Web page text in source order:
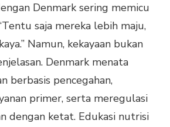
Denmark sering memicu
saja mereka lebih maju,
Namun, kekayaan bukan
Denmark menata
berbasis pencegahan,
primer, serta meregulasi
dengan ketat. Edukasi nutrisi